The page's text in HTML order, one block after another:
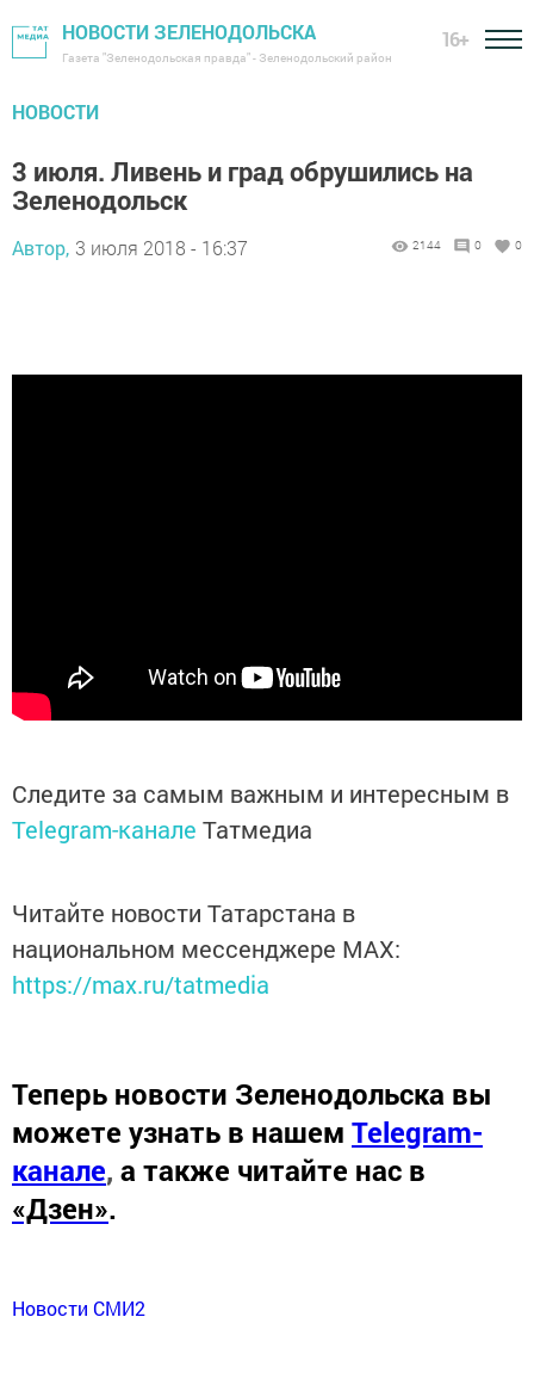
НОВОСТИ ЗЕЛЕНОДОЛЬСКА
Газета "Зеленодольская правда" - Зеленодольский район
16+
НОВОСТИ
3 июля. Ливень и град обрушились на
Зеленодольск
Автор, 3 июля 2018 - 16:37 2144 0 0
Следите за самым важным и интересным в
Telegram-канале Татмедиа
Читайте новости Татарстана в
национальном мессенджере MАХ:
https://max.ru/tatmedia
Теперь новости Зеленодольска вы
можете узнать в нашем Telegram-
канале, а также читайте нас в
«Дзен».
Новости СМИ2